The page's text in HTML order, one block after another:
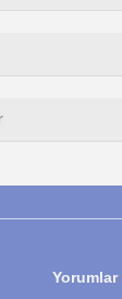
Yorumlar